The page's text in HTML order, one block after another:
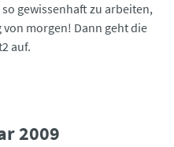
gewissenhaft zu arbeiten,
morgen! Dann geht die
auf.
2009